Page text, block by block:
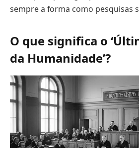
sempre a forma como pesquisas
O que significa o
da Humanidade’?